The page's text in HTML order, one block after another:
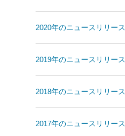
2020年のニュースリリース
2019年のニュースリリース
2018年のニュースリリース
2017年のニュースリリース